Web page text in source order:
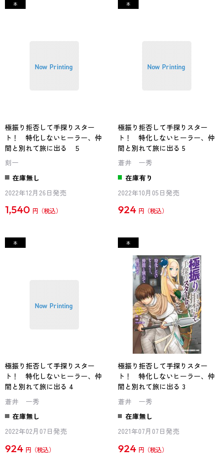
極振り拒否して手探りスター
ト！ 特化しないヒーラー、仲
間と別れて旅に出る ５
刻一
在庫無し
2022年12月26日発売
1,540 円
極振り拒否して手探りスター
ト！ 特化しないヒーラー、仲
間と別れて旅に出る 5
蒼井 一秀
在庫有り
2022年10月05日発売
924 円
極振り拒否して手探りスター
ト！ 特化しないヒーラー、仲
間と別れて旅に出る 4
蒼井 一秀
在庫無し
2022年02月07日発売
924 円
極振り拒否して手探りスター
ト！ 特化しないヒーラー、仲
間と別れて旅に出る 3
蒼井 一秀
在庫無し
2021年07月07日発売
924 円